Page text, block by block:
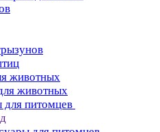
животных
животных
для питомцев